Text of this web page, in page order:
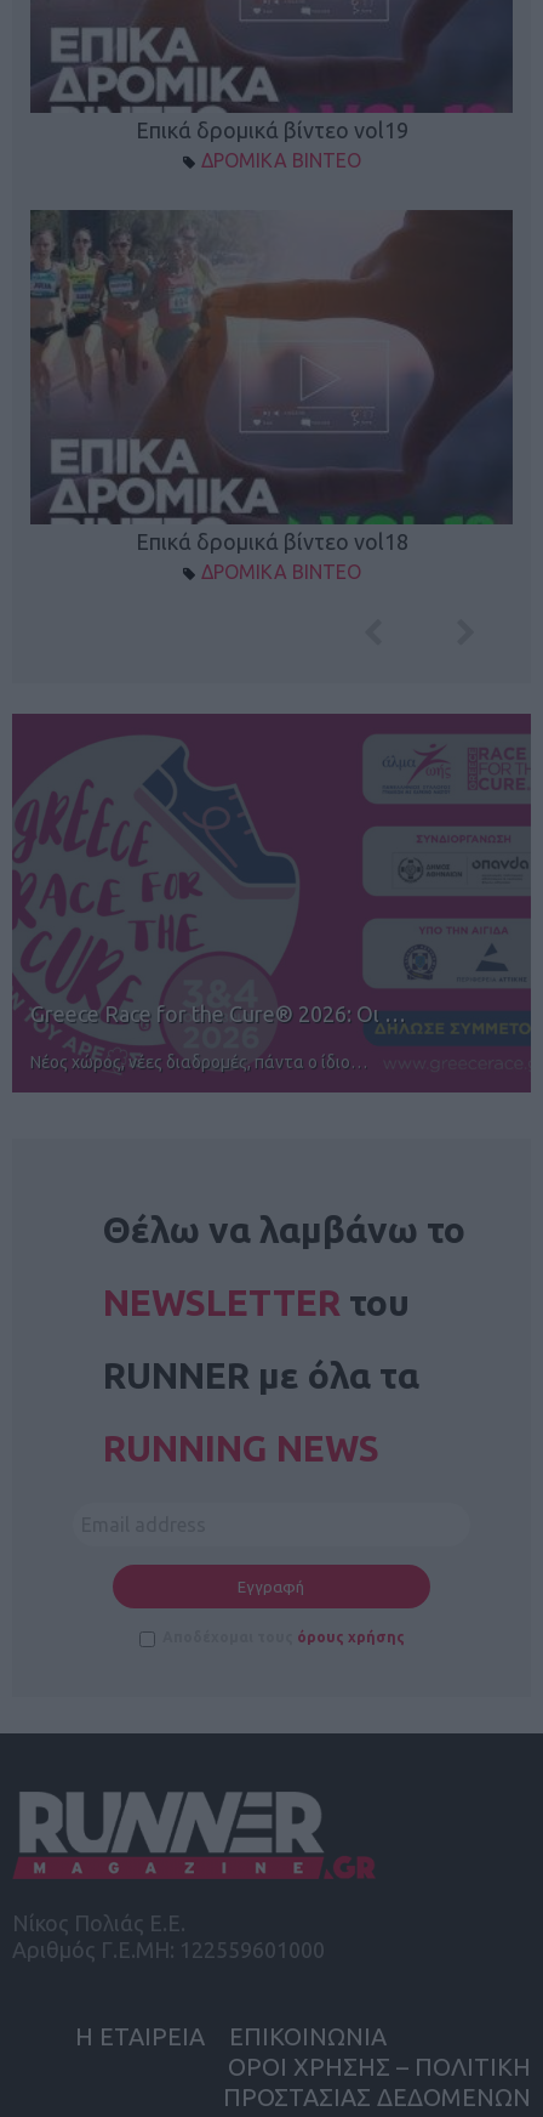
Επικά δρομικά βίντεο vol19
ΔΡΟΜΙΚΑ ΒΙΝΤΕΟ
Επικά δρομικά βίντεο vol18
ΔΡΟΜΙΚΑ ΒΙΝΤΕΟ
12ος TUI Rhodes Marathon: Άνοιγμα ε…
Αγώνες για όλους στην Ρόδο
Θέλω να λαμβάνω το
NEWSLETTER του
RUNNER με όλα τα
RUNNING NEWS
όρους χρήσης
Νίκος Πολιάς Ε.Ε.
Αριθμός Γ.Ε.ΜΗ: 122559601000
Η ΕΤΑΙΡΕΙΑ
ΕΠΙΚΟΙΝΩΝΙΑ
ΟΡΟΙ ΧΡΗΣΗΣ – ΠΟΛΙΤΙΚΗ
ΠΡΟΣΤΑΣΙΑΣ ΔΕΔΟΜΕΝΩΝ